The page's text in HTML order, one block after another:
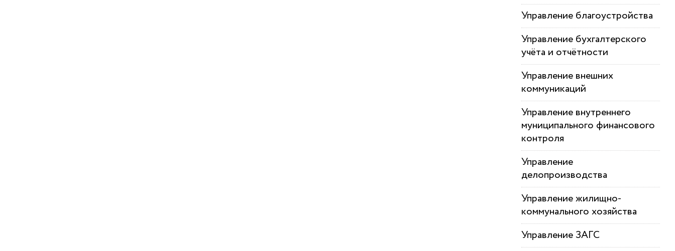
Управление благоустройства
Управление бухгалтерского
учёта и отчётности
Управление внешних
коммуникаций
Управление внутреннего
муниципального финансового
контроля
Управление
делопроизводства
Управление жилищно-
коммунального хозяйства
Управление ЗАГС